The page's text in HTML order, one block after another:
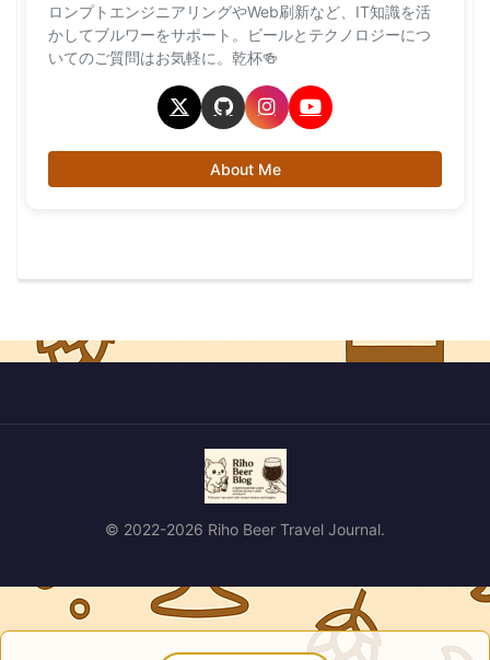
ロンプトエンジニアリングやWeb刷新など、IT知識を活
かしてブルワーをサポート。ビールとテクノロジーにつ
いてのご質問はお気軽に。乾杯🍻
About Me
© 2022-2026 Riho Beer Travel Journal.